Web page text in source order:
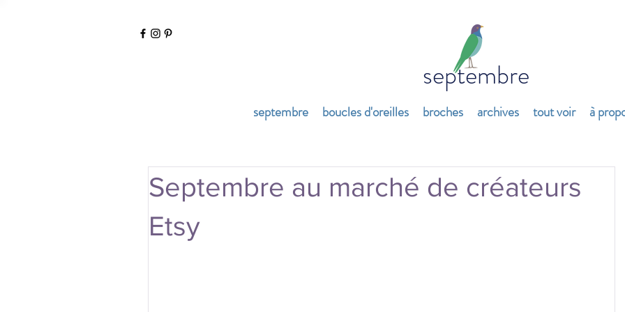
septembre
septembre boucles d'oreilles broches archives tout voir à
Septembre au marché de créateurs
Etsy